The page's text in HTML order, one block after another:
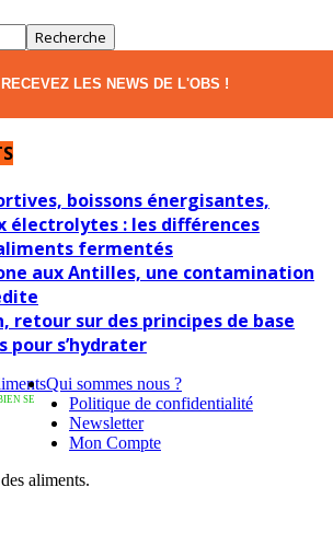
RECEVEZ LES NEWS DE L'OBS !
boissons énergisantes,
électrolytes : les différences
fermentés
aux Antilles, une contamination
retour sur des principes de base
pour s’hydrater
SE
Qui sommes nous ?
Politique de confidentialité
Newsletter
Mon Compte
aliments.